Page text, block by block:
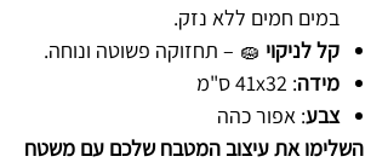
במים חמים ללא נזק.
קל לניקוי 🧽 – תחזוקה פשוטה ונוחה.
מידה: 41x32 ס"מ
צבע: אפור כהה
השלימו את עיצוב המטבח שלכם עם משטח